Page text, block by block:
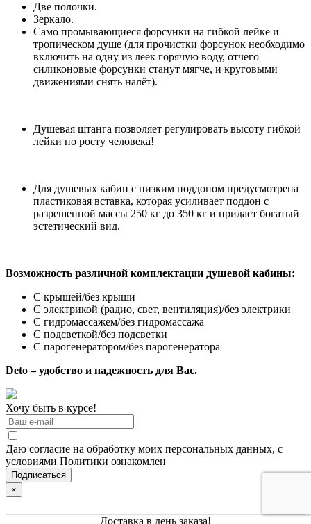
Две полочки.
Зеркало.
Само промывающиеся форсунки на гибкой лейке и
тропическом душе (для прочистки форсунок необходимо
включить на одну из леек горячую воду, отчего
силиконовые форсунки станут мягче, и круговыми
движениями снять налёт).
Душевая штанга позволяет регулировать высоту гибкой
лейки по росту человека!
Для душевых кабин с низким поддоном предусмотрена
пластиковая вставка, которая усиливает поддон с
разрешенной массы 250 кг до 350 кг и придает богатый
эстетический вид.
Возможность различной комплектации душевой кабины:
С крышей/без крыши
С электрикой (радио, свет, вентиляция)/без электрики
С гидромассажем/без гидромассажа
С подсветкой/без подсветки
С парогенератором/без парогенератора
Deto – удобство и надежность для Вас.
Хочу быть в курсе!
Даю согласие на обработку моих персональных данных, с
условиями Политики ознакомлен
×
Доставка в день заказа!